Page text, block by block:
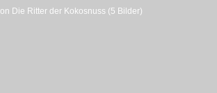
Die Ritter der Kokosnuss (5 Bilder)